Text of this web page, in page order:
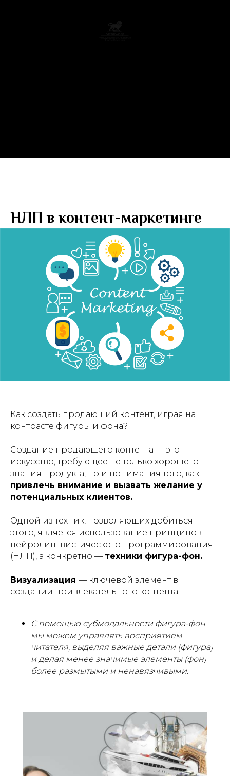
НЛП в контент-маркетинге
Как создать продающий контент, играя на
контрасте фигуры и фона?
Создание продающего контента — это
искусство, требующее не только хорошего
знания продукта, но и понимания того, как
привлечь внимание и вызвать желание у
потенциальных клиентов.
Одной из техник, позволяющих добиться
этого, является использование принципов
нейролингвистического программирования
(НЛП), а конкретно — техники фигура-фон.
Визуализация — ключевой элемент в
создании привлекательного контента.
С помощью субмодальности фигура-фон
мы можем управлять восприятием
читателя, выделяя важные детали (фигура)
и делая менее значимые элементы (фон)
более размытыми и ненавязчивыми.